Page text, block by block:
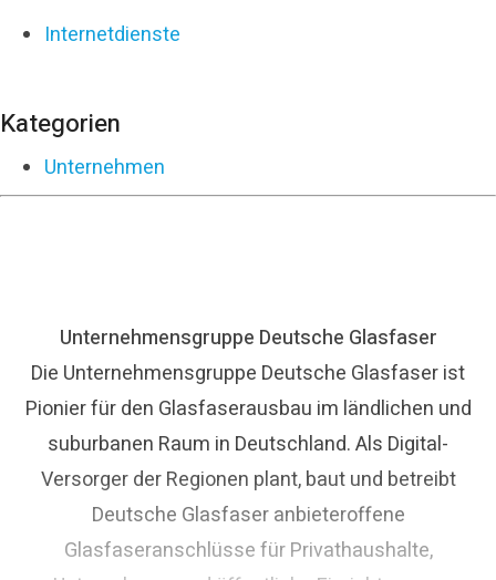
Internetdienste
Kategorien
Unternehmen
Unternehmensgruppe Deutsche Glasfaser
Die Unternehmensgruppe Deutsche Glasfaser ist
Pionier für den Glasfaserausbau im ländlichen und
suburbanen Raum in Deutschland. Als Digital-
Versorger der Regionen plant, baut und betreibt
Deutsche Glasfaser anbieteroffene
Glasfaseranschlüsse für Privathaushalte,